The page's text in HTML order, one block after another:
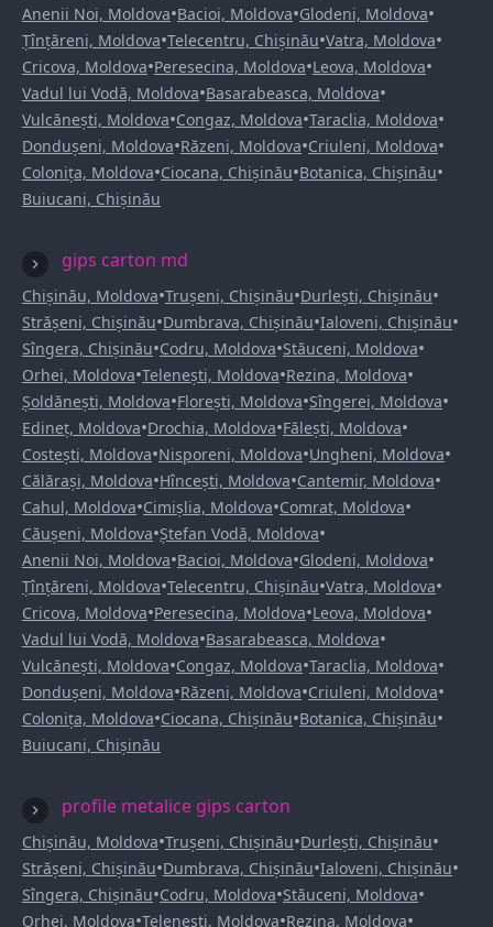
Anenii Noi, Moldova•Bacioi, Moldova•Glodeni, Moldova•
Țînțăreni, Moldova•Telecentru, Chișinău•Vatra, Moldova•
Cricova, Moldova•Peresecina, Moldova•Leova, Moldova•
Vadul lui Vodă, Moldova•Basarabeasca, Moldova•
Vulcănești, Moldova•Congaz, Moldova•Taraclia, Moldova•
Dondușeni, Moldova•Răzeni, Moldova•Criuleni, Moldova•
Colonița, Moldova•Ciocana, Chișinău•Botanica, Chișinău•
Buiucani, Chișinău
gips carton md
Chișinău, Moldova•Trușeni, Chișinău•Durlești, Chișinău•
Strășeni, Chișinău•Dumbrava, Chișinău•Ialoveni, Chișinău•
Sîngera, Chișinău•Codru, Moldova•Stăuceni, Moldova•
Orhei, Moldova•Telenești, Moldova•Rezina, Moldova•
Șoldănești, Moldova•Florești, Moldova•Sîngerei, Moldova•
Edineț, Moldova•Drochia, Moldova•Fălești, Moldova•
Costești, Moldova•Nisporeni, Moldova•Ungheni, Moldova•
Călărași, Moldova•Hîncești, Moldova•Cantemir, Moldova•
Cahul, Moldova•Cimișlia, Moldova•Comrat, Moldova•
Căușeni, Moldova•Ștefan Vodă, Moldova•
Anenii Noi, Moldova•Bacioi, Moldova•Glodeni, Moldova•
Țînțăreni, Moldova•Telecentru, Chișinău•Vatra, Moldova•
Cricova, Moldova•Peresecina, Moldova•Leova, Moldova•
Vadul lui Vodă, Moldova•Basarabeasca, Moldova•
Vulcănești, Moldova•Congaz, Moldova•Taraclia, Moldova•
Dondușeni, Moldova•Răzeni, Moldova•Criuleni, Moldova•
Colonița, Moldova•Ciocana, Chișinău•Botanica, Chișinău•
Buiucani, Chișinău
profile metalice gips carton
Chișinău, Moldova•Trușeni, Chișinău•Durlești, Chișinău•
Strășeni, Chișinău•Dumbrava, Chișinău•Ialoveni, Chișinău•
Sîngera, Chișinău•Codru, Moldova•Stăuceni, Moldova•
Orhei, Moldova•Telenești, Moldova•Rezina, Moldova•